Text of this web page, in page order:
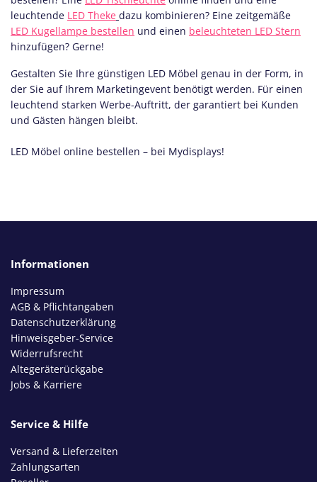
leuchtende LED Theke dazu kombinieren? Eine zeitgemäße
LED Kugellampe bestellen und einen beleuchteten LED Stern
hinzufügen? Gerne!
Gestalten Sie Ihre günstigen LED Möbel genau in der Form, in
der Sie auf Ihrem Marketingevent benötigt werden. Für einen
leuchtend starken Werbe-Auftritt, der garantiert bei Kunden
und Gästen hängen bleibt.
LED Möbel online bestellen – bei Mydisplays!
Informationen
Impressum
AGB & Pflichtangaben
Datenschutzerklärung
Hinweisgeber-Service
Widerrufsrecht
Altegeräterückgabe
Jobs & Karriere
Service & Hilfe
Versand & Lieferzeiten
Zahlungsarten